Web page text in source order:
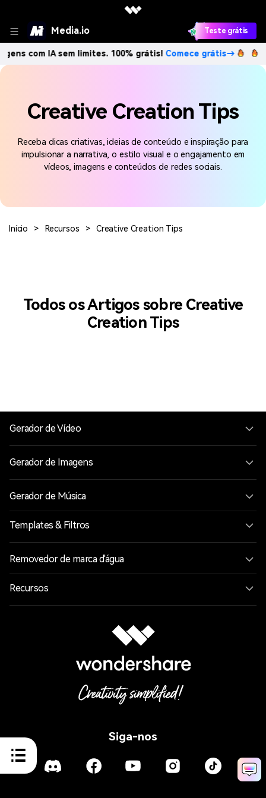
Media.io Teste grátis
com IA sem limites. 100% grátis!Comece grátis→
Creative Creation Tips
Receba dicas criativas, ideias de conteúdo e inspiração para
impulsionar a narrativa, o estilo visual e o engajamento em
vídeos, imagens e conteúdos de redes sociais.
Início > Recursos > Creative Creation Tips
Todos os Artigos sobre Creative
Creation Tips
Siga-nos
Gerador de Vídeo
Gerador de Imagens
Gerador de Música
Templates & Filtros
Removedor de marca d'água
Recursos